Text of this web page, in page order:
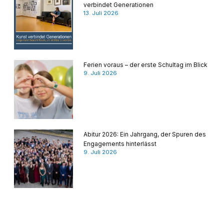
verbindet Generationen
13. Juli 2026
Ferien voraus – der erste Schultag im Blick
9. Juli 2026
Abitur 2026: Ein Jahrgang, der Spuren des
Engagements hinterlässt
9. Juli 2026